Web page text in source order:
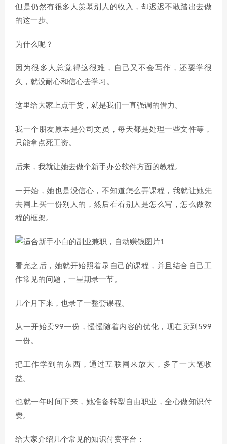
但是仍然有很多人羡慕别人的收入，却迟迟不敢踏出去做
的这一步。
为什么呢？
因为很多人总觉得这很难，自己又不会写作，还要学很
久，就没耐心和信心去学习。
这里给大家上点干货，就是我们一直强调的借力。
我一个朋友原本是公司文员，每天都是处理一些文件等，
只能拿点死工资。
后来，我就让她去做个新手办公软件方面的教程。
一开始，她也是没信心，不知道怎么弄课程，我就让她先
去网上买一份别人的，然后看看别人是怎么写，怎么做教
程的框架。
看完之后，她就开始照着录自己的课程，并且结合自己工
作常见的问题，一星期录一节。
几个月下来，也录了一整套课程。
从一开始卖99一份，慢慢随着内容的优化，现在卖到599
一份。
把工作学到的东西，通过互联网来放大，多了一大笔收
益。
也就一年时间下来，她准备转型自由职业，全心做知识付
费。
给大家介绍几个常见的知识付费平台：